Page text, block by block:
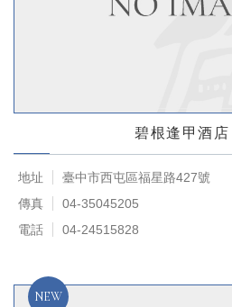
碧根逢甲酒店
地址
臺中市西屯區福星路427號
傳真
04-35045205
電話
04-24515828